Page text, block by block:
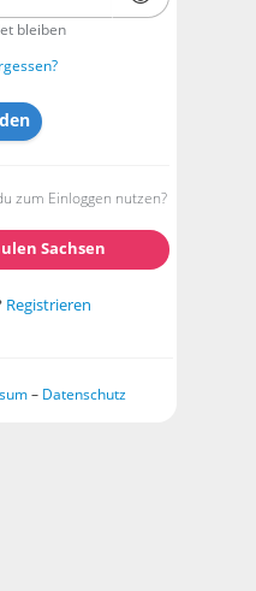
bleiben
zum Einloggen nutzen?
Sachsen
Registrieren
– Datenschutz